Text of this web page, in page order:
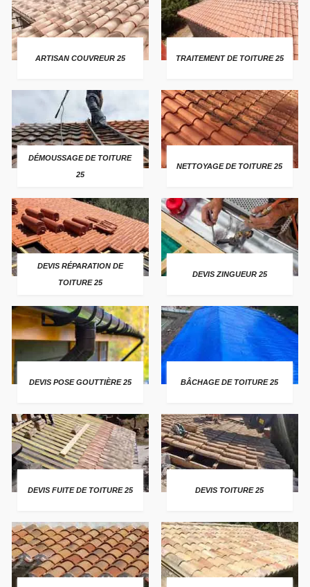
ARTISAN COUVREUR 25 TRAITEMENT DE TOITURE 25
DÉMOUSSAGE DE TOITURE
25
NETTOYAGE DE TOITURE 25
DEVIS RÉPARATION DE
TOITURE 25
DEVIS ZINGUEUR 25
DEVIS POSE GOUTTIÈRE 25 BÂCHAGE DE TOITURE 25
DEVIS FUITE DE TOITURE 25 DEVIS TOITURE 25